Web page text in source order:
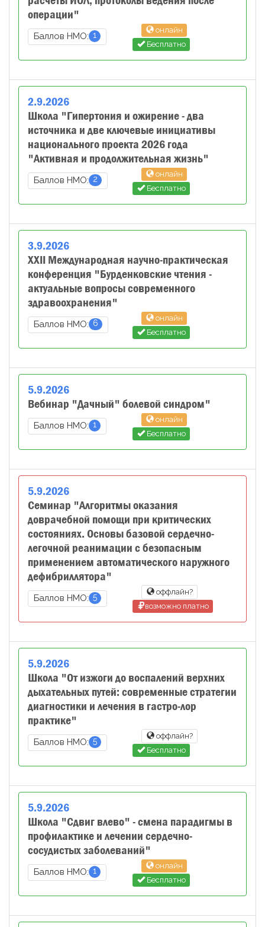
операции"
Баллов НМО: 1
онлайн
Бесплатно
2.9.2026
Школа "Гипертония и ожирение - два
источника и две ключевые инициативы
национального проекта 2026 года
"Активная и продолжительная жизнь"
Баллов НМО: 2
онлайн
Бесплатно
3.9.2026
XXII Международная научно-практическая
конференция "Бурденковские чтения -
актуальные вопросы современного
здравоохранения"
Баллов НМО: 6
онлайн
Бесплатно
5.9.2026
Вебинар "Дачный" болевой синдром"
Баллов НМО: 1
онлайн
Бесплатно
5.9.2026
Семинар "Алгоритмы оказания
доврачебной помощи при критических
состояниях. Основы базовой сердечно-
легочной реанимации с безопасным
применением автоматического наружного
дефибриллятора"
Баллов НМО: 5
оффлайн?
возможно платно
5.9.2026
Школа "От изжоги до воспалений верхних
дыхательных путей: современные стратегии
диагностики и лечения в гастро-лор
практике"
Баллов НМО: 5
оффлайн?
Бесплатно
5.9.2026
Школа "Сдвиг влево" - смена парадигмы в
профилактике и лечении сердечно-
сосудистых заболеваний"
Баллов НМО: 1
онлайн
Бесплатно